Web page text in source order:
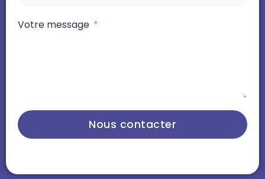
Votre message
Nous contacter